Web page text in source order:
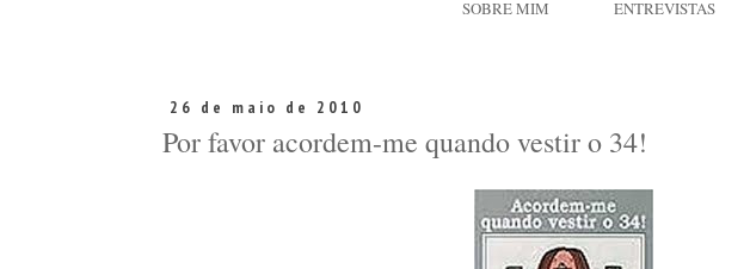
SOBRE MIM ENTREVISTAS
26 de maio de 2010
Por favor acordem-me quando vestir o 34!